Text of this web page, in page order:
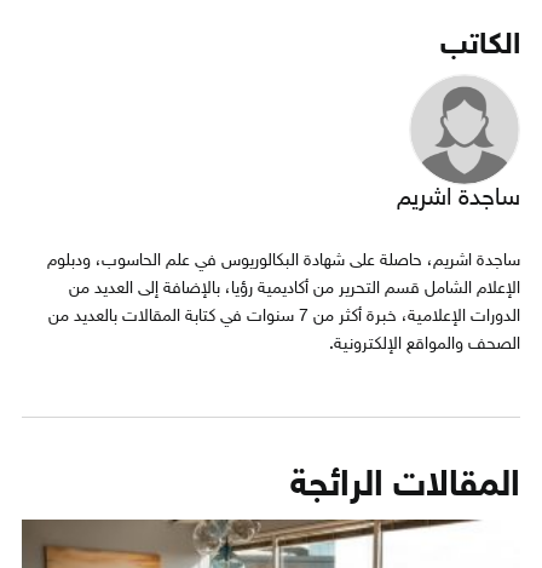
الكاتب
ساجدة اشريم
ساجدة اشريم، حاصلة على شهادة البكالوريوس في علم الحاسوب، ودبلوم
الإعلام الشامل قسم التحرير من أكاديمية رؤيا، بالإضافة إلى العديد من
الدورات الإعلامية، خبرة أكثر من 7 سنوات في كتابة المقالات بالعديد من
الصحف والمواقع الإلكترونية.
المقالات الرائجة